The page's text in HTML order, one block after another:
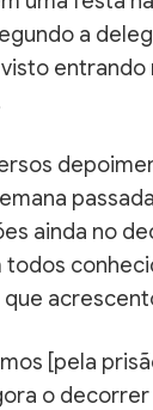
a
entrando
ainda no
todos
que
[pela
o